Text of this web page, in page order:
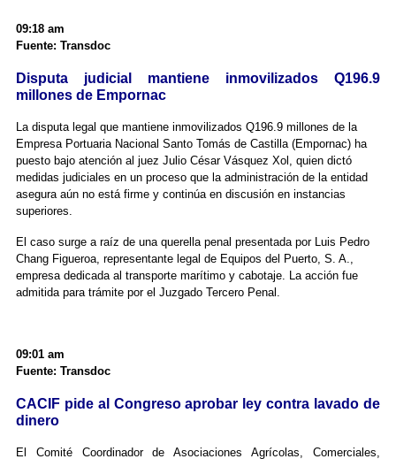
09:18 am
Fuente: Transdoc
Disputa judicial mantiene inmovilizados Q196.9
millones de Empornac
La disputa legal que mantiene inmovilizados Q196.9 millones de la
Empresa Portuaria Nacional Santo Tomás de Castilla (Empornac) ha
puesto bajo atención al juez Julio César Vásquez Xol, quien dictó
medidas judiciales en un proceso que la administración de la entidad
asegura aún no está firme y continúa en discusión en instancias
superiores.
El caso surge a raíz de una querella penal presentada por Luis Pedro
Chang Figueroa, representante legal de Equipos del Puerto, S. A.,
empresa dedicada al transporte marítimo y cabotaje. La acción fue
admitida para trámite por el Juzgado Tercero Penal.
09:01 am
Fuente: Transdoc
CACIF pide al Congreso aprobar ley contra lavado de
dinero
El Comité Coordinador de Asociaciones Agrícolas, Comerciales,